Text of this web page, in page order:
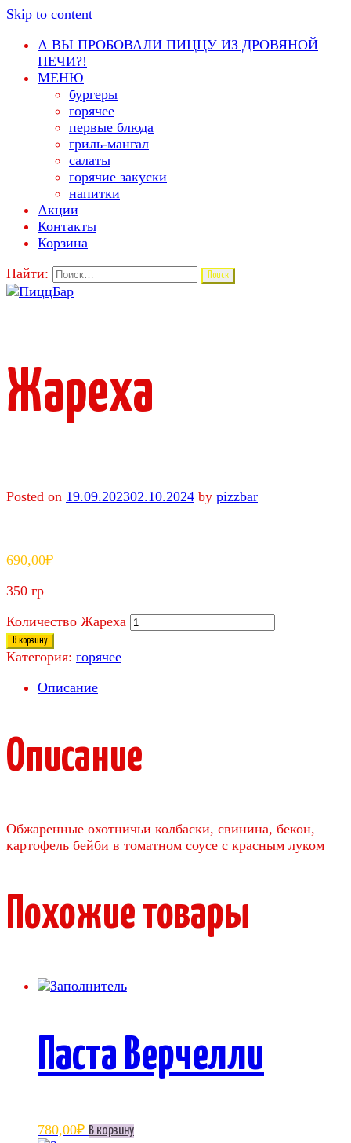
Skip to content
А ВЫ ПРОБОВАЛИ ПИЦЦУ ИЗ ДРОВЯНОЙ
ПЕЧИ?!
МЕНЮ
бургеры
горячее
первые блюда
гриль-мангал
салаты
горячие закуски
напитки
Акции
Контакты
Корзина
Найти:
Жареха
Posted on 19.09.202302.10.2024 by pizzbar
690,00₽
350 гр
Количество Жареха
В корзину
Категория: горячее
Описание
Описание
Обжаренные охотничьи колбаски, свинина, бекон,
картофель бейби в томатном соусе с красным луком
Похожие товары
Паста Верчелли
780,00₽ В корзину